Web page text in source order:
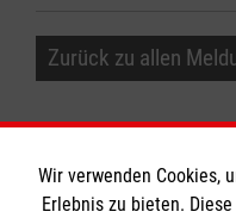
Zurück zu allen
Wir verwenden Cookies,
Erlebnis zu bieten.